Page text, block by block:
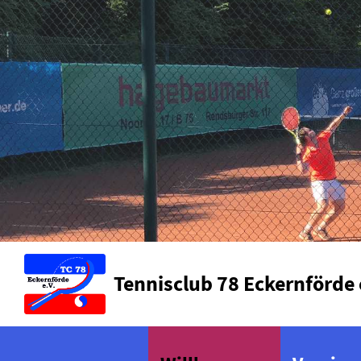
Tennisclub 78 Eckernförde